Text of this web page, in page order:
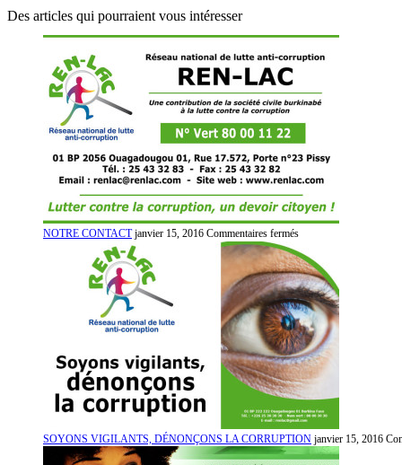
Des articles qui pourraient vous intéresser
NOTRE CONTACT janvier 15, 2016 Commentaires fermés
CONTACT
SOYONS VIGILANTS, DÉNONÇONS LA CORRUPTION janvier 15, 2016